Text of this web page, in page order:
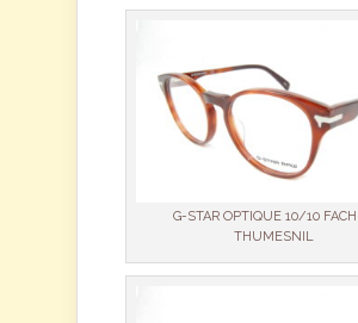
G-STAR OPTIQUE 10/10
THUMESNIL